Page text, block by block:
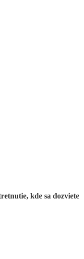
kde sa dozviete